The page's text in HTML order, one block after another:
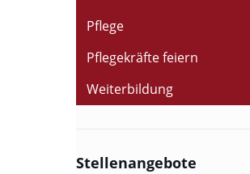
Pflege
Pflegekräfte feiern
Weiterbildung
Stellenangebote